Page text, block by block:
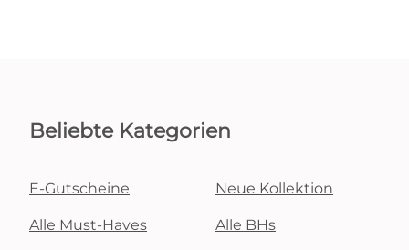
Beliebte Kategorien
E-Gutscheine Neue Kollektion
Alle Must-Haves Alle BHs